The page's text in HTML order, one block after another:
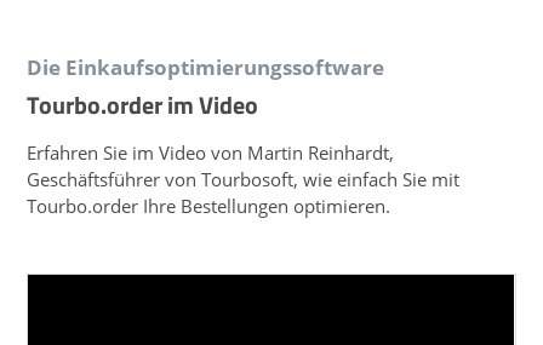
Die Einkaufsoptimierungssoftware
Tourbo.order im Video
Erfahren Sie im Video von Martin Reinhardt,
Geschäftsführer von Tourbosoft, wie einfach Sie mit
Tourbo.order Ihre Bestellungen optimieren.